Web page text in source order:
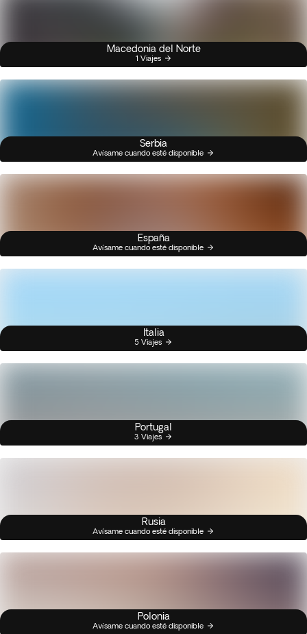
Macedonia del Norte
1 Viajes
Serbia
Avísame cuando esté disponible
España
Avísame cuando esté disponible
Italia
5 Viajes
Portugal
3 Viajes
Rusia
Avísame cuando esté disponible
Polonia
Avísame cuando esté disponible